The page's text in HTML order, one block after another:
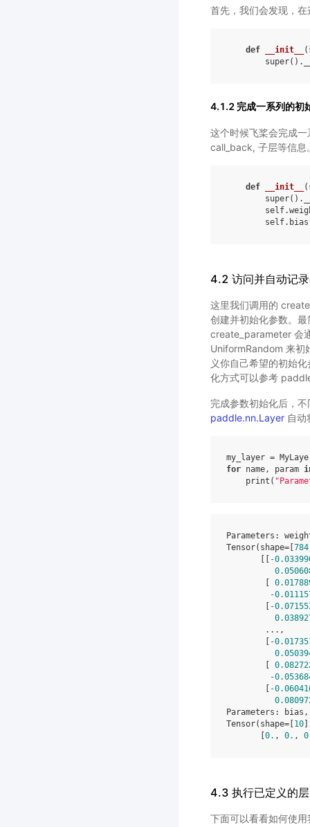
首先，我们会发现，
def __init__ (
super() .
4.1.2 完成一系列的初
这个时候飞桨会完成
call_back, 子层等信息
def __init__ (
super() .
self.
self. bias
4.2 访问并自动记
这里我们调用的
创建并初始化参数。
create_parameter 会
UniformRandom 来初
义你自己希望的初始
化方式可以参考
完成参数初始化后，
paddle.nn.Layer 自
my_layer =
for name , param
print (
Parameters :
Tensor( shape= [784
[[ -
[
-
[ -
... ,
[ -
[
-
[ -
Parameters : bias ,
Tensor( shape= [10
[0. , 0. ,
4.3 执行已定义的层
下面可以看看如何使